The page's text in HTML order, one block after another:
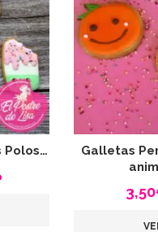
Polos…
Galletas
3,50